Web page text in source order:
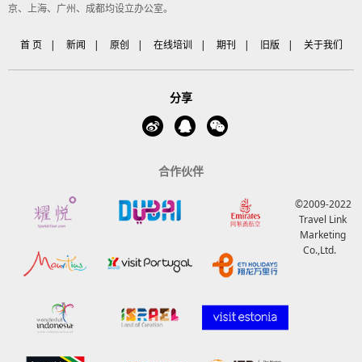
京、上海、广州、成都均设立办公室。
首 页 | 新闻 | 原创 | 在线培训 | 期刊 | 旧版 | 关于我们
分享
合作伙伴
©2009-2022
Travel Link
Marketing
Co.,Ltd.